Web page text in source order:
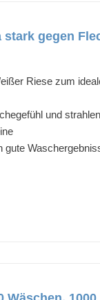
gegen
Riese zum
und
gute